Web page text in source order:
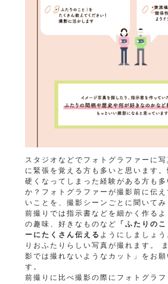
スタジオなどでフォトグラファーに
に緊張を覚える方も多いと思います
硬くなってしまった経験がある方も多
か？フォトグラファーが撮影前に伝
いことを、撮影シーンごとに聞いてみ
前撮りでは指示書などを細かく作る
の趣味、好きなものなど
「ふたりの
ーにたくさん伝える ようにしましょ
りおふたりらしい写真が撮れます。
影では撮れないようなカット」をお
す。
前撮りに比べ撮影の際にフォトグラ